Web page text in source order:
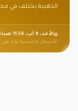
الذهبية يختلف في
الأحد، 9 آب، 11:56 صباحًا
الأسعار محتسبة بناءً